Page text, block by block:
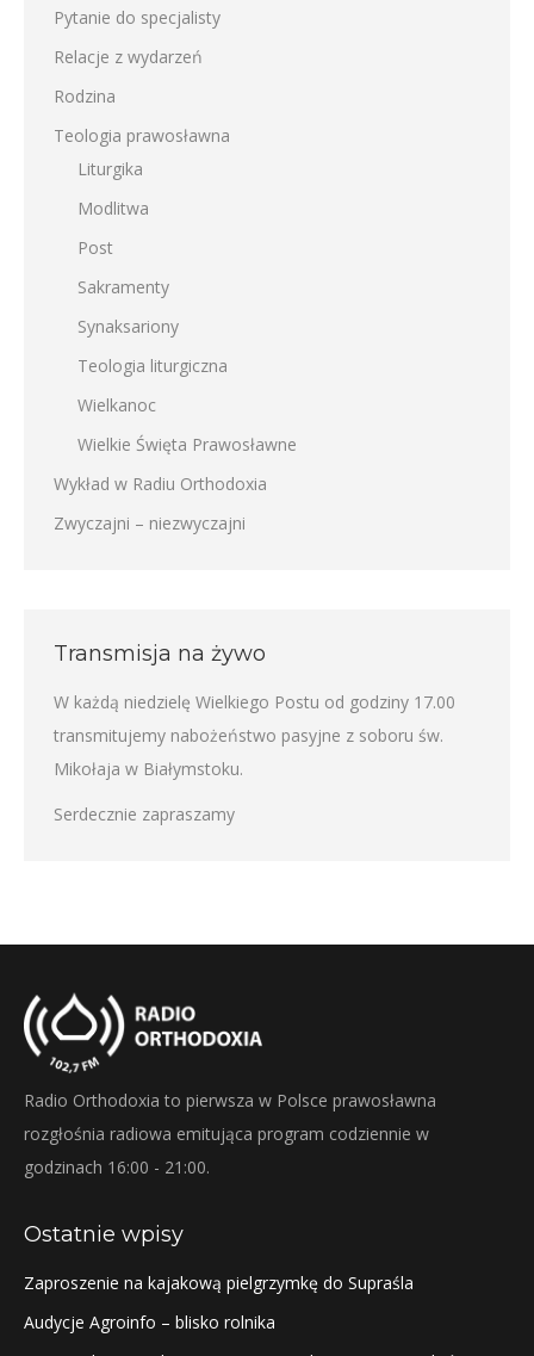
Pytanie do specjalisty
Relacje z wydarzeń
Rodzina
Teologia prawosławna
Liturgika
Modlitwa
Post
Sakramenty
Synaksariony
Teologia liturgiczna
Wielkanoc
Wielkie Święta Prawosławne
Wykład w Radiu Orthodoxia
Zwyczajni – niezwyczajni
Transmisja na żywo
W każdą niedzielę Wielkiego Postu od godziny 17.00
transmitujemy nabożeństwo pasyjne z soboru św.
Mikołaja w Białymstoku.
Serdecznie zapraszamy
Radio Orthodoxia to pierwsza w Polsce prawosławna
rozgłośnia radiowa emitująca program codziennie w
godzinach 16:00 - 21:00.
Ostatnie wpisy
Zaproszenie na kajakową pielgrzymkę do Supraśla
Audycje Agroinfo – blisko rolnika